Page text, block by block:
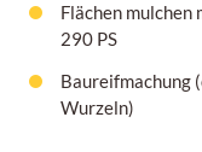
Flächen
290 PS
Baureifmachung
Wurzeln)